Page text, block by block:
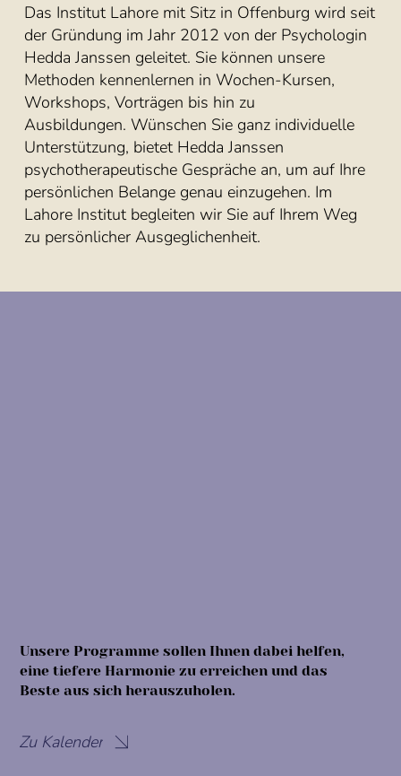
Das Institut Lahore mit Sitz in Offenburg wird seit
der Gründung im Jahr 2012 von der Psychologin
Hedda Janssen geleitet. Sie können unsere
Methoden kennenlernen in Wochen-Kursen,
Workshops, Vorträgen bis hin zu
Ausbildungen. Wünschen Sie ganz individuelle
Unterstützung, bietet Hedda Janssen
psychotherapeutische Gespräche an, um auf Ihre
persönlichen Belange genau einzugehen. Im
Lahore Institut begleiten wir Sie auf Ihrem Weg
zu persönlicher Ausgeglichenheit.
Unsere Programme sollen Ihnen dabei helfen,
eine tiefere Harmonie zu erreichen und das
Beste aus sich herauszuholen.
Zu Kalender